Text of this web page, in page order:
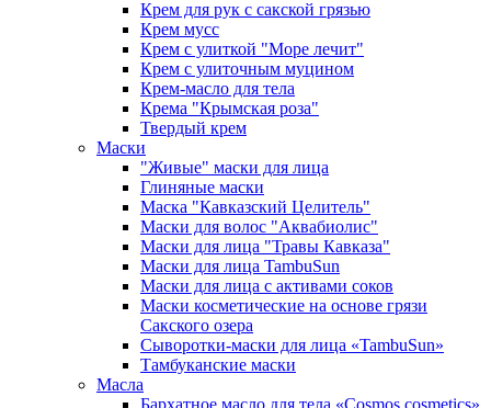
Крем для рук с сакской грязью
Крем мусс
Крем с улиткой "Море лечит"
Крем с улиточным муцином
Крем-масло для тела
Крема "Крымская роза"
Твердый крем
Маски
"Живые" маски для лица
Глиняные маски
Маска "Кавказский Целитель"
Маски для волос "Аквабиолис"
Маски для лица "Травы Кавказа"
Маски для лица TambuSun
Маски для лица с активами соков
Маски косметические на основе грязи
Сакского озера
Сыворотки-маски для лица «TambuSun»
Тамбуканские маски
Масла
Бархатное масло для тела «Cosmos cosmetics»